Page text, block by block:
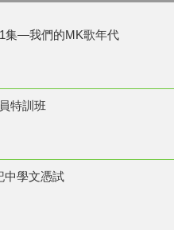
集—我們的MK歌年代
特訓班
中學文憑試